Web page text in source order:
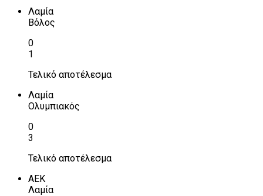
Λαμία
Βόλος
0
1
Τελικό αποτέλεσμα
Λαμία
Ολυμπιακός
0
3
Τελικό αποτέλεσμα
ΑΕΚ
Λαμία